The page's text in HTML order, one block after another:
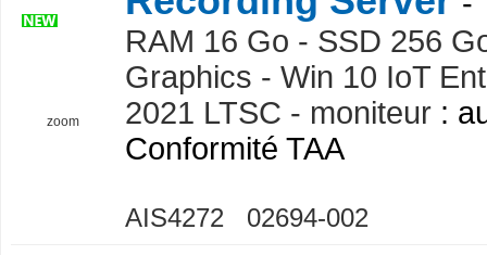
zoom
RAM 16 Go - SSD 256
Graphics - Win 10 IoT
2021 LTSC - moniteur :
Conformité TAA
AIS4272 02694-002